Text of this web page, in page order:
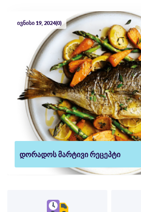
ივნისი 19, 2024(0)
დორადოს მარტივი რეცეპტი